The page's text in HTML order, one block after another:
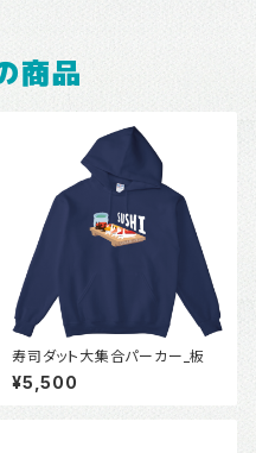
商品
寿司ダット大集合パーカー_板
¥5,500